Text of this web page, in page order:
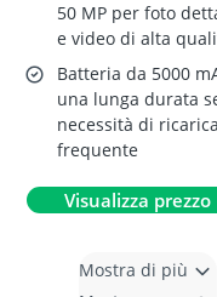
50 MP per foto
e video di alta
Batteria da 5000
una lunga durata
necessità di ricarica
frequente
Visualizza
Mostra di più